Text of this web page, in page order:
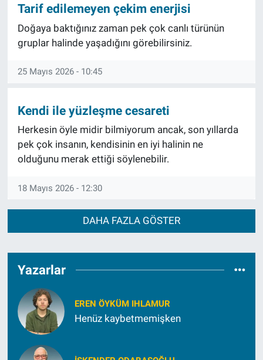
Tarif edilemeyen çekim enerjisi
Doğaya baktığınız zaman pek çok canlı türünün
gruplar halinde yaşadığını görebilirsiniz.
25 Mayıs 2026 - 10:45
Kendi ile yüzleşme cesareti
Herkesin öyle midir bilmiyorum ancak, son yıllarda
pek çok insanın, kendisinin en iyi halinin ne
olduğunu merak ettiği söylenebilir.
18 Mayıs 2026 - 12:30
DAHA FAZLA GÖSTER
Yazarlar
EREN ÖYKÜM IHLAMUR
Henüz kaybetmemişken